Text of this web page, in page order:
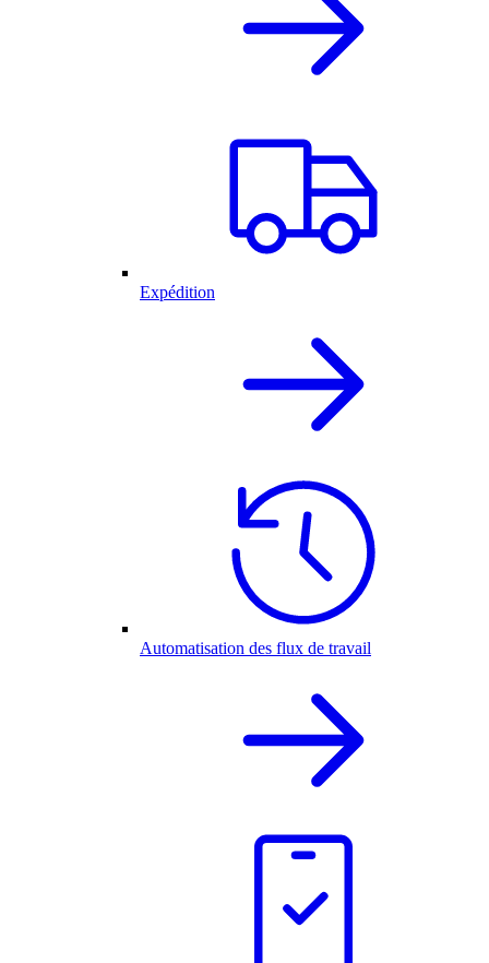
Expédition
Automatisation des flux de travail